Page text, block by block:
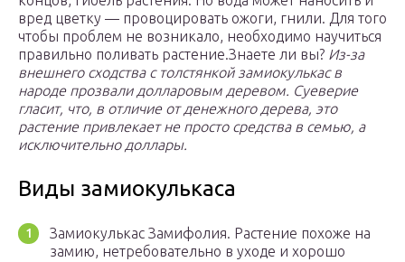
вред цветку — провоцировать ожоги, гнили. Для того
чтобы проблем не возникало, необходимо научиться
правильно поливать растение.Знаете ли вы? Из-за
внешнего сходства с толстянкой замиокулькас в
народе прозвали долларовым деревом. Суеверие
гласит, что, в отличие от денежного дерева, это
растение привлекает не просто средства в семью, а
исключительно доллары.
Виды замиокулькаса
Замиокулькас Замифолия. Растение похоже на
замию, нетребовательно в уходе и хорошо